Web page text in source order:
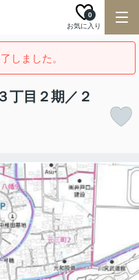
お気に入り
0
しました。
丁目２期／２